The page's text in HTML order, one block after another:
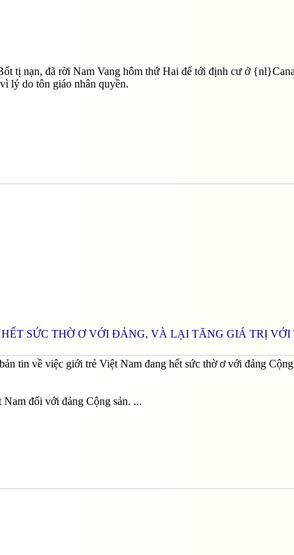
tị nạn, đã rời Nam Vang hôm thứ Hai để tới định cư ở
lý do tôn giáo nhân quyền.
SỨC THỜ Ơ VỚI ĐẢNG, VÀ LẠI TĂNG GIÁ TRỊ VỚI
tin về việc giới trẻ Việt Nam đang hết sức thờ ơ với đảng
đối với đảng Cộng sản. ...